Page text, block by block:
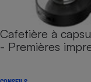
Cafetière à
- Premières